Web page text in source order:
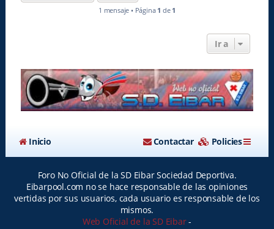
1 mensaje • Página 1 de 1
Ir a
Inicio Policies
Contactar
Foro No Oficial de la SD Eibar Sociedad Deportiva.
Eibarpool.com no se hace responsable de las opiniones
vertidas por sus usuarios, cada usuario es responsable de los
mismos.
Web Oficial de la SD Eibar-